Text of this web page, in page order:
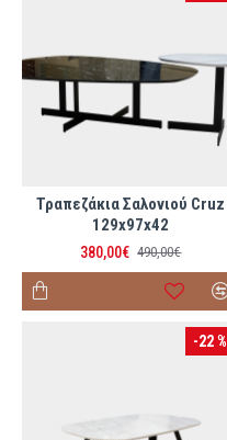
Τραπεζάκια Σαλονιού Cruz
129x97x42
380,00€ 490,00€
-22 %